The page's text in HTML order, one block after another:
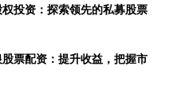
投资：探索领先的私募股票
票配资：提升收益，把握市